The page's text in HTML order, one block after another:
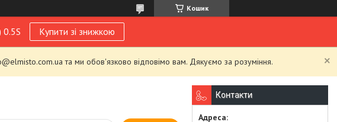
Кошик
0.5S Купити зі знижкою
та ми обов'язково відповімо вам. Дякуємо за розуміння.
Контакти